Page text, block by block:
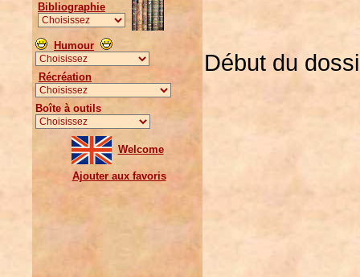
Bibliographie
Humour
Récréation
Boîte à outils
Welcome
Ajouter aux favoris
Début du